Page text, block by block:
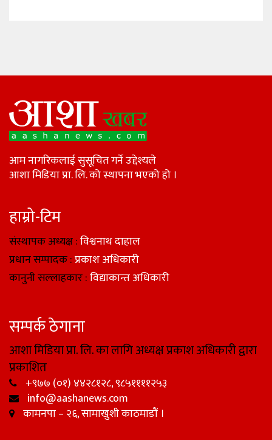
आम नागरिकलाई सुसूचित गर्ने उद्देश्यले
आशा मिडिया प्रा. लि. को स्थापना भएको हो ।
हाम्रो-टिम
संस्थापक अध्यक्ष :विश्वनाथ दाहाल
प्रधान सम्पादक :प्रकाश अधिकारी
कानुनी सल्लाहकार :विद्याकान्त अधिकारी
सम्पर्क ठेगाना
आशा मिडिया प्रा. लि. का लागि अध्यक्ष प्रकाश अधिकारी द्वारा
प्रकाशित
+९७७ (०१) ४४२८१२८, ९८५११११२५३
info@aashanews.com
कामनपा – २६, सामाखुशी काठमाडौं ।